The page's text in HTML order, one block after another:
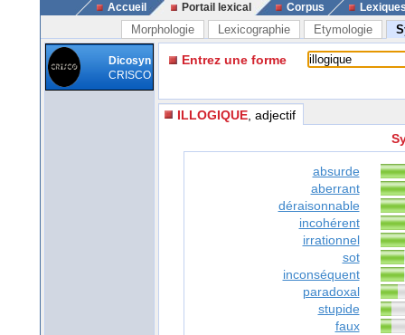
Accueil Portail lexical Corpus
Morphologie Lexicographie Etymologie
Dicosyn
CRISCO
Entrez une forme
ILLOGIQUE , adjectif
absurde
aberrant
déraisonnable
incohérent
irrationnel
sot
inconséquent
paradoxal
stupide
faux